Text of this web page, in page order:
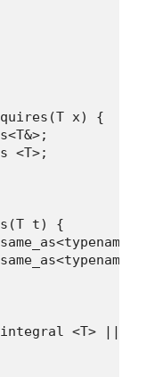
x) {
<T>;
t) {
<T> ||